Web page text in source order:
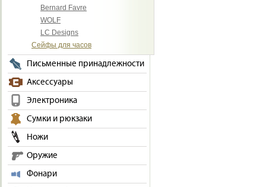
Bernard Favre
WOLF
LC Designs
Сейфы для часов
Письменные принадлежности
Аксессуары
Электроника
Сумки и рюкзаки
Ножи
Оружие
Фонари